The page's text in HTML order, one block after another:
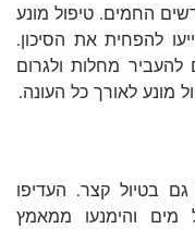
החמים. טיפול מונע
להפחית את הסיכון.
להעביר מחלות ולגרום
מונע לאורך כל העונה.
בטיול קצר. העדיפו
מים והימנעו ממאמץ